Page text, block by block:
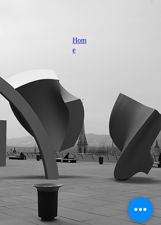
Hom
e